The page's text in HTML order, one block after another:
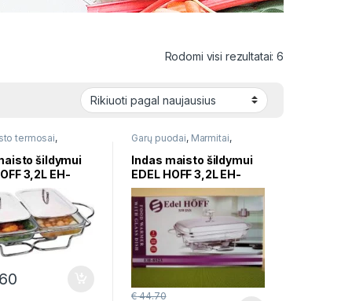
Rodomi visi rezultatai: 6
termosai,
šildymui
3,2L EH-
Garų puodai, Marmitai,
Puodai troškinimui
Indas maisto šildymui
EDEL HOFF 3,2L EH-
8523
€44.70